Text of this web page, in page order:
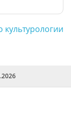
культурологии